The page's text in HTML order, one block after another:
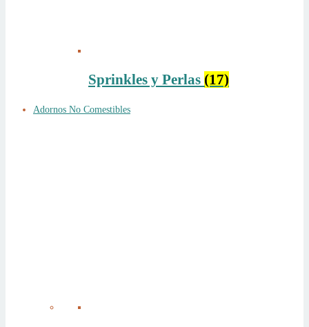
Sprinkles y Perlas (17)
Adornos No Comestibles